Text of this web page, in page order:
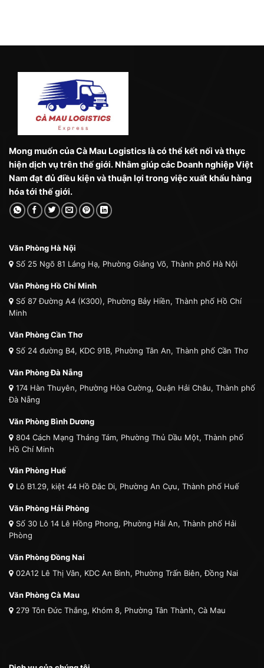
Mong muốn của Cà Mau Logistics là có thể kết nối và thực
hiện dịch vụ trên thế giới. Nhằm giúp các Doanh nghiệp Việt
Nam đạt đủ điều kiện và thuận lợi trong việc xuất khẩu hàng
hóa tới thế giới.
Văn Phòng Hà Nội
Số 25 Ngõ 81 Láng Hạ, Phường Giảng Võ, Thành phố Hà Nội
Văn Phòng Hồ Chí Minh
Số 87 Đường A4 (K300), Phường Bảy Hiền, Thành phố Hồ Chí
Minh
Văn Phòng Cần Thơ
Số 24 đường B4, KDC 91B, Phường Tân An, Thành phố Cần Thơ
Văn Phòng Đà Nẵng
174 Hàn Thuyên, Phường Hòa Cường, Quận Hải Châu, Thành phố
Đà Nẵng
Văn Phòng Bình Dương
804 Cách Mạng Tháng Tám, Phường Thủ Dầu Một, Thành phố
Hồ Chí Minh
Văn Phòng Huế
Lô B1.29, kiệt 44 Hồ Đắc Di, Phường An Cựu, Thành phố Huế
Văn Phòng Hải Phòng
Số 30 Lô 14 Lê Hồng Phong, Phường Hải An, Thành phố Hải
Phòng
Văn Phòng Đồng Nai
02A12 Lê Thị Vân, KDC An Bình, Phường Trấn Biên, Đồng Nai
Văn Phòng Cà Mau
279 Tôn Đức Thắng, Khóm 8, Phường Tân Thành, Cà Mau